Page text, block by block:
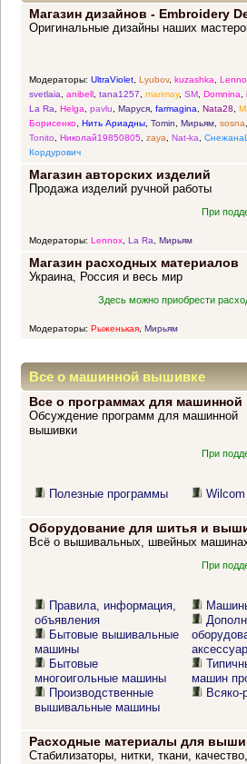
прекрасных идей
Магазин дизайнов - Embroidery
Оригинальные дизайны наших
Модераторы: UltraViolet, Lyubov, kuzashka,
svetlaia, anibell, tana1257, marimay, SM, Domnina,
La Ra, Helga, pavlu, Маруся, farmagina, Nata28,
Борисенко, Нить Ариадны, Tomin, Мирьям, sosna,
Tonito, Николай19850805, zaya, Nat-ka,
Кордурович
Магазин авторских изделий
Продажа изделий ручной работы
При
Модераторы: Lennox, La Ra, Мирьям
Магазин расходных материалов
Украина, Россия и весь мир
Здесь можно приобрести
Модераторы: Рыженькая, Мирьям
Все о машинной вышивке
Все о программах для
Обсуждение программ для машинной
вышивки
При
Полезные программы Wilcom
Оборудование для шитья и
Всё о вышивальных, швейных
При
Правила, информация,
объявления
Бытовые вышивальные
машины
Бытовые
многоигольные машины
Производственные
вышивальные машины
машин
Всяко-
Расходные материалы для
Стабилизаторы, нитки, ткани,